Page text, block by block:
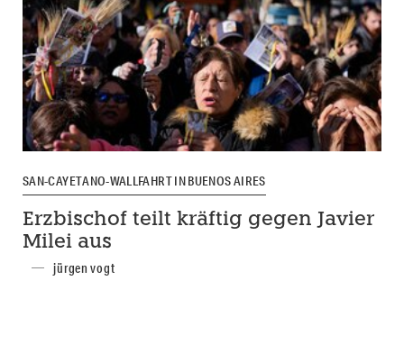
SAN-CAYETANO-WALLFAHRT IN BUENOS AIRES
Erzbischof teilt kräftig gegen Javier
Milei aus
jürgen vogt